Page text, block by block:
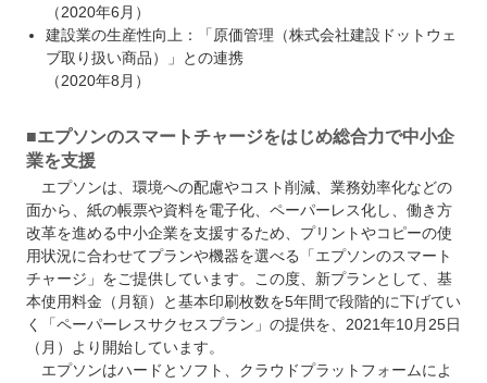
（2020年6月）
建設業の生産性向上：「原価管理（株式会社建設ドットウェ
ブ取り扱い商品）」との連携
（2020年8月）
■エプソンのスマートチャージをはじめ総合力で中小企
業を支援
エプソンは、環境への配慮やコスト削減、業務効率化などの
面から、紙の帳票や資料を電子化、ペーパーレス化し、働き方
改革を進める中小企業を支援するため、プリントやコピーの使
用状況に合わせてプランや機器を選べる「エプソンのスマート
チャージ」をご提供しています。この度、新プランとして、基
本使用料金（月額）と基本印刷枚数を5年間で段階的に下げてい
く「ペーパーレスサクセスプラン」の提供を、2021年10月25日
（月）より開始しています。
エプソンはハードとソフト、クラウドプラットフォームによ